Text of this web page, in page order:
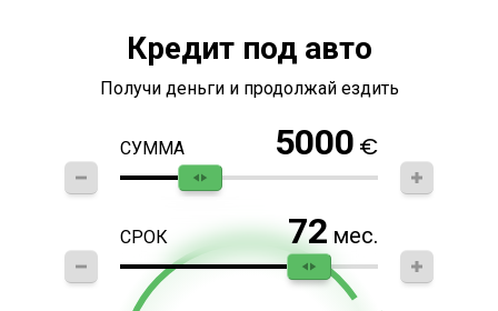
Кредит под авто
Получи деньги и продолжай ездить
СУММА 5000 €
СРОК 72 мес.